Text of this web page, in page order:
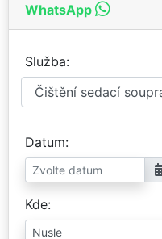
WhatsApp
Služba
Datum
Kde